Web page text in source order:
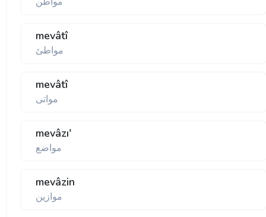
mevâtî
مواطئ
mevâtî
مواتی
mevâzı'
مواضع
mevâzin
موازين